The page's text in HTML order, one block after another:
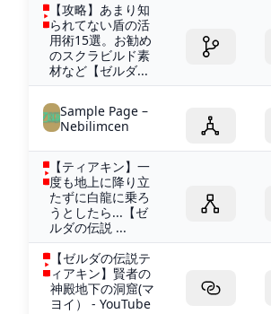
【攻略】あまり知
られてない盾の活
用術15選。お勧め
のスクラビルド素
材など【ゼルダ...
Sample Page –
Nebilimcen
【ティアキン】一
度も地上に降り立
たずに白龍に乗ろ
うとしたら...【ゼ
ルダの伝説 ...
【ゼルダの伝説テ
ィアキン】賢者の
神殿地下の洞窟(マ
ヨイ） - YouTube